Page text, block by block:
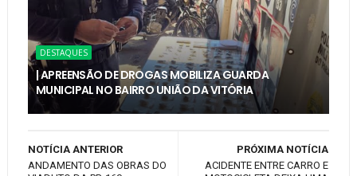
DESTAQUES
| APREENSÃO DE DROGAS MOBILIZA GUARDA
MUNICIPAL NO BAIRRO UNIÃO DA VITÓRIA
PRÓXIMA NOTÍCIA
ACIDENTE ENTRE CARRO E
NOTÍCIA ANTERIOR
ANDAMENTO DAS OBRAS DO